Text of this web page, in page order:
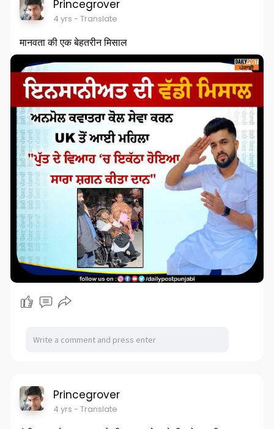
Princegrover
4 yrs - Translate
मानवता की एक बेहतरीन मिसाल
Princegrover
4 yrs - Translate